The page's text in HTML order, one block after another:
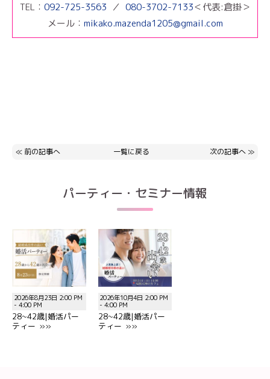
TEL： 092-725-3563 ／ 080-3702-7133＜代表:倉掛＞
メール： mikako.mazenda1205@gmail.com
≪ 前の記事へ 一覧に戻る 次の記事へ ≫
パーティー・セミナー情報
2026年8月23日 2:00 PM
- 4:00 PM
28~42歳|婚活パー
ティー »»
2026年10月4日 2:00 PM
- 4:00 PM
28~42歳|婚活パー
ティー »»